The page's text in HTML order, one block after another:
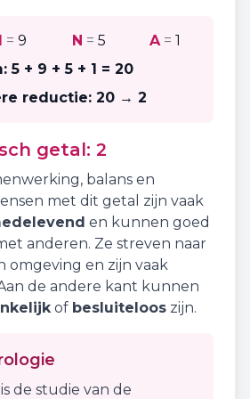
I =9 N = 5 A= 1
5 + 9 + 5 + 1 = 20
reductie: 20 → 2
getal: 2
, balans en
met dit getal zijn vaak
en kunnen goed
anderen. Ze streven naar
omgeving en zijn vaak
de andere kant kunnen
of besluiteloos zijn.
de studie van de